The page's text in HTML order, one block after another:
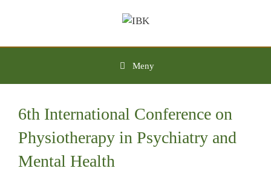
Meny
6th International Conference on
Physiotherapy in Psychiatry and
Mental Health